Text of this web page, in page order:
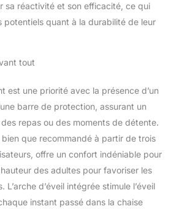
sa réactivité et son efficacité, ce qui
potentiels quant à la durabilité de leur
tout
est une priorité avec la présence d’un
barre de protection, assurant un
repas ou des moments de détente.
que recommandé à partir de trois
offre un confort indéniable pour
des adultes pour favoriser les
L’arche d’éveil intégrée stimule l’éveil
instant passé dans la chaise